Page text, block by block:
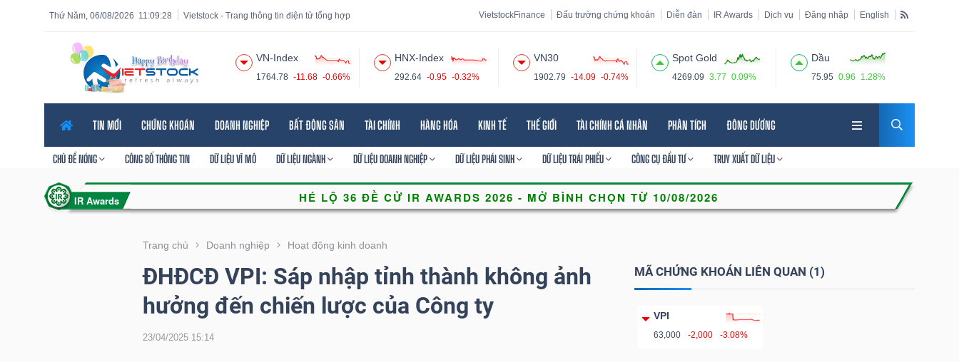
11:09:29
Thứ Năm, 06/08/2026 Vietstock - Trang thông tin điện tử tổng hợp VietstockFinance Đấu trường chứng khoán Diễn đàn IR Awards Dịch vụ Đăng nhập English
VN-Index
1764.78 -11.68 -0.66%
HNX-Index
292.64 -0.95 -0.32%
VN30
1902.79 -14.09 -0.74%
Spot Gold
4269.09 3.77 0.09%
Dầu
75.95 0.96 1.28%
TIN MỚI CHỨNG KHOÁN DOANH NGHIỆP BẤT ĐỘNG SẢN TÀI CHÍNH HÀNG HÓA KINH TẾ THẾ GIỚI TÀI CHÍNH CÁ NHÂN PHÂN TÍCH ĐÔNG DƯƠNG
CHỦ ĐỀ NÓNG CÔNG BỐ THÔNG TIN DỮ LIỆU VĨ MÔ DỮ LIỆU NGÀNH DỮ LIỆU DOANH NGHIỆP DỮ LIỆU PHÁI SINH DỮ LIỆU TRÁI PHIẾU CÔNG CỤ ĐẦU TƯ TRUY XUẤT DỮ LIỆU
Trang chủ Doanh nghiệp Hoạt động kinh doanh
ĐHĐCĐ VPI: Sáp nhập tỉnh thành không ảnh
hưởng đến chiến lược của Công ty
23/04/2025 15:14
MÃ CHỨNG KHOÁN LIÊN QUAN (1)
VPI
63,000 -2,000 -3.08%
Tính năng
năng
VIETSTOCK